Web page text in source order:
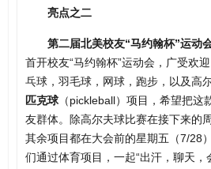
亮点之二
第二届北美校友“马约翰杯”运动
首开校友“马约翰杯”运动会，广受欢
乓球，羽毛球，网球，跑步，以及高
匹克球（pickleball）项目，希望把这
友群体。除高尔夫球比赛在接下来的
其余项目都在大会前的星期五（7/28
们通过体育项目，一起“出汗，聊天，